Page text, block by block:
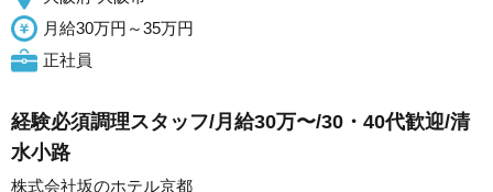
月給30万円～35万円
正社員
経験必須調理スタッフ/月給30万〜/30・40代歓迎/清
水小路
株式会社坂のホテル京都